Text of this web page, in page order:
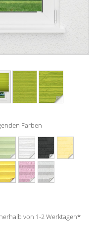
Farben
von 1-2 Werktagen*